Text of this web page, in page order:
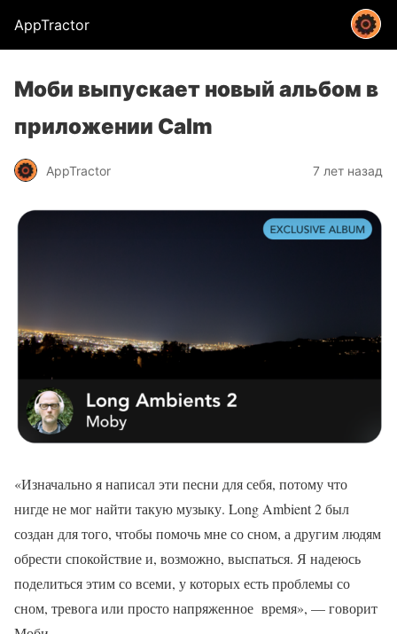
AppTractor
Моби выпускает новый альбом в
приложении Calm
AppTractor 7 лет назад
«Изначально я написал эти песни для себя, потому что
нигде не мог найти такую музыку. Long Ambient 2 был
создан для того, чтобы помочь мне со сном, а другим людям
обрести спокойствие и, возможно, выспаться. Я надеюсь
поделиться этим со всеми, у которых есть проблемы со
сном, тревога или просто напряженное время», — говорит